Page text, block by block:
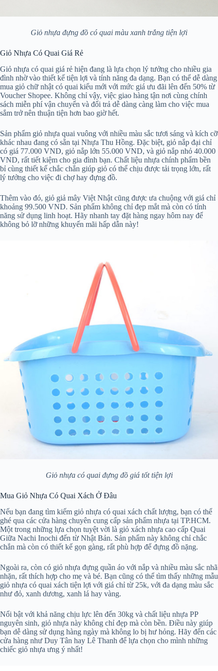
Giỏ nhựa đựng đồ có quai màu xanh trắng tiện lợi
Giỏ Nhựa Có Quai Giá Rẻ
Giỏ nhựa có quai giá rẻ hiện đang là lựa chọn lý tưởng cho nhiều gia
đình nhờ vào thiết kế tiện lợi và tính năng đa dạng. Bạn có thể dễ dàng
mua giỏ chữ nhật có quai kiểu mới với mức giá ưu đãi lên đến 50% từ
Voucher Shopee. Không chỉ vậy, việc giao hàng tận nơi cùng chính
sách miễn phí vận chuyển và đổi trả dễ dàng càng làm cho việc mua
sắm trở nên thuận tiện hơn bao giờ hết.
Sản phẩm giỏ nhựa quai vuông với nhiều màu sắc tươi sáng và kích cỡ
khác nhau đang có sẵn tại Nhựa Thu Hồng. Đặc biệt, giỏ nắp đại chỉ
có giá 77.000 VND, giỏ nắp lớn 55.000 VND, và giỏ nắp nhỏ 40.000
VND, rất tiết kiệm cho gia đình bạn. Chất liệu nhựa chính phẩm bền
bỉ cùng thiết kế chắc chắn giúp giỏ có thể chịu được tải trọng lớn, rất
lý tưởng cho việc đi chợ hay đựng đồ.
Thêm vào đó, giỏ giả mây Việt Nhật cũng được ưa chuộng với giá chỉ
khoảng 99.500 VND. Sản phẩm không chỉ đẹp mắt mà còn có tính
năng sử dụng linh hoạt. Hãy nhanh tay đặt hàng ngay hôm nay để
không bỏ lỡ những khuyến mãi hấp dẫn này!
Giỏ nhựa có quai đựng đồ giá tốt tiện lợi
Mua Giỏ Nhựa Có Quai Xách Ở Đâu
Nếu bạn đang tìm kiếm giỏ nhựa có quai xách chất lượng, bạn có thể
ghé qua các cửa hàng chuyên cung cấp sản phẩm nhựa tại TP.HCM.
Một trong những lựa chọn tuyệt vời là giỏ xách nhựa cao cấp Quai
Giữa Nachi Inochi đến từ Nhật Bản. Sản phẩm này không chỉ chắc
chắn mà còn có thiết kế gọn gàng, rất phù hợp để đựng đồ nặng.
Ngoài ra, còn có giỏ nhựa đựng quần áo với nắp và nhiều màu sắc nhã
nhặn, rất thích hợp cho mẹ và bé. Bạn cũng có thể tìm thấy những mẫu
giỏ nhựa có quai xách tiện lợi với giá chỉ từ 25k, với đa dạng màu sắc
như đỏ, xanh dương, xanh lá hay vàng.
Nổi bật với khả năng chịu lực lên đến 30kg và chất liệu nhựa PP
nguyên sinh, giỏ nhựa này không chỉ đẹp mà còn bền. Điều này giúp
bạn dễ dàng sử dụng hàng ngày mà không lo bị hư hỏng. Hãy đến các
cửa hàng như Duy Tân hay Lê Thanh để lựa chọn cho mình những
chiếc giỏ nhựa ưng ý nhất!